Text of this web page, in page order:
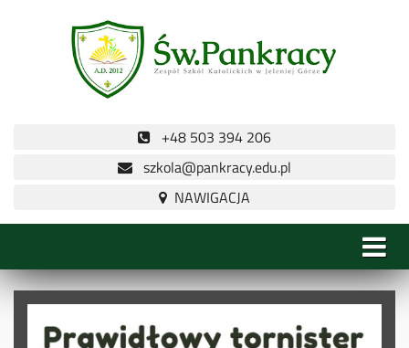
+48 503 394 206
szkola@pankracy.edu.pl